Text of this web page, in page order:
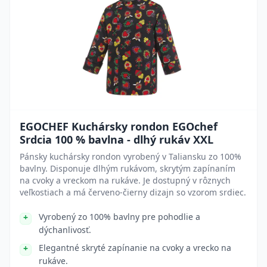
EGOCHEF Kuchársky rondon EGOchef
Srdcia 100 % bavlna - dlhý rukáv XXL
Pánsky kuchársky rondon vyrobený v Taliansku zo 100%
bavlny. Disponuje dlhým rukávom, skrytým zapínaním
na cvoky a vreckom na rukáve. Je dostupný v rôznych
veľkostiach a má červeno-čierny dizajn so vzorom srdiec.
Vyrobený zo 100% bavlny pre pohodlie a
dýchanlivosť.
Elegantné skryté zapínanie na cvoky a vrecko na
rukáve.